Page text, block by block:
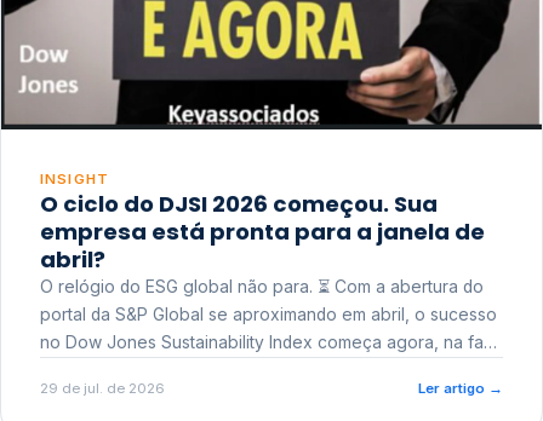
INSIGHT
O ciclo do DJSI 2026 começou. Sua
empresa está pronta para a janela de
abril?
O relógio do ESG global não para. ⏳ Com a abertura do
portal da S&P Global se aproximando em abril, o sucesso
no Dow Jones Sustainability Index começa agora, na fase
29 de jul. de 2026 Ler artigo →